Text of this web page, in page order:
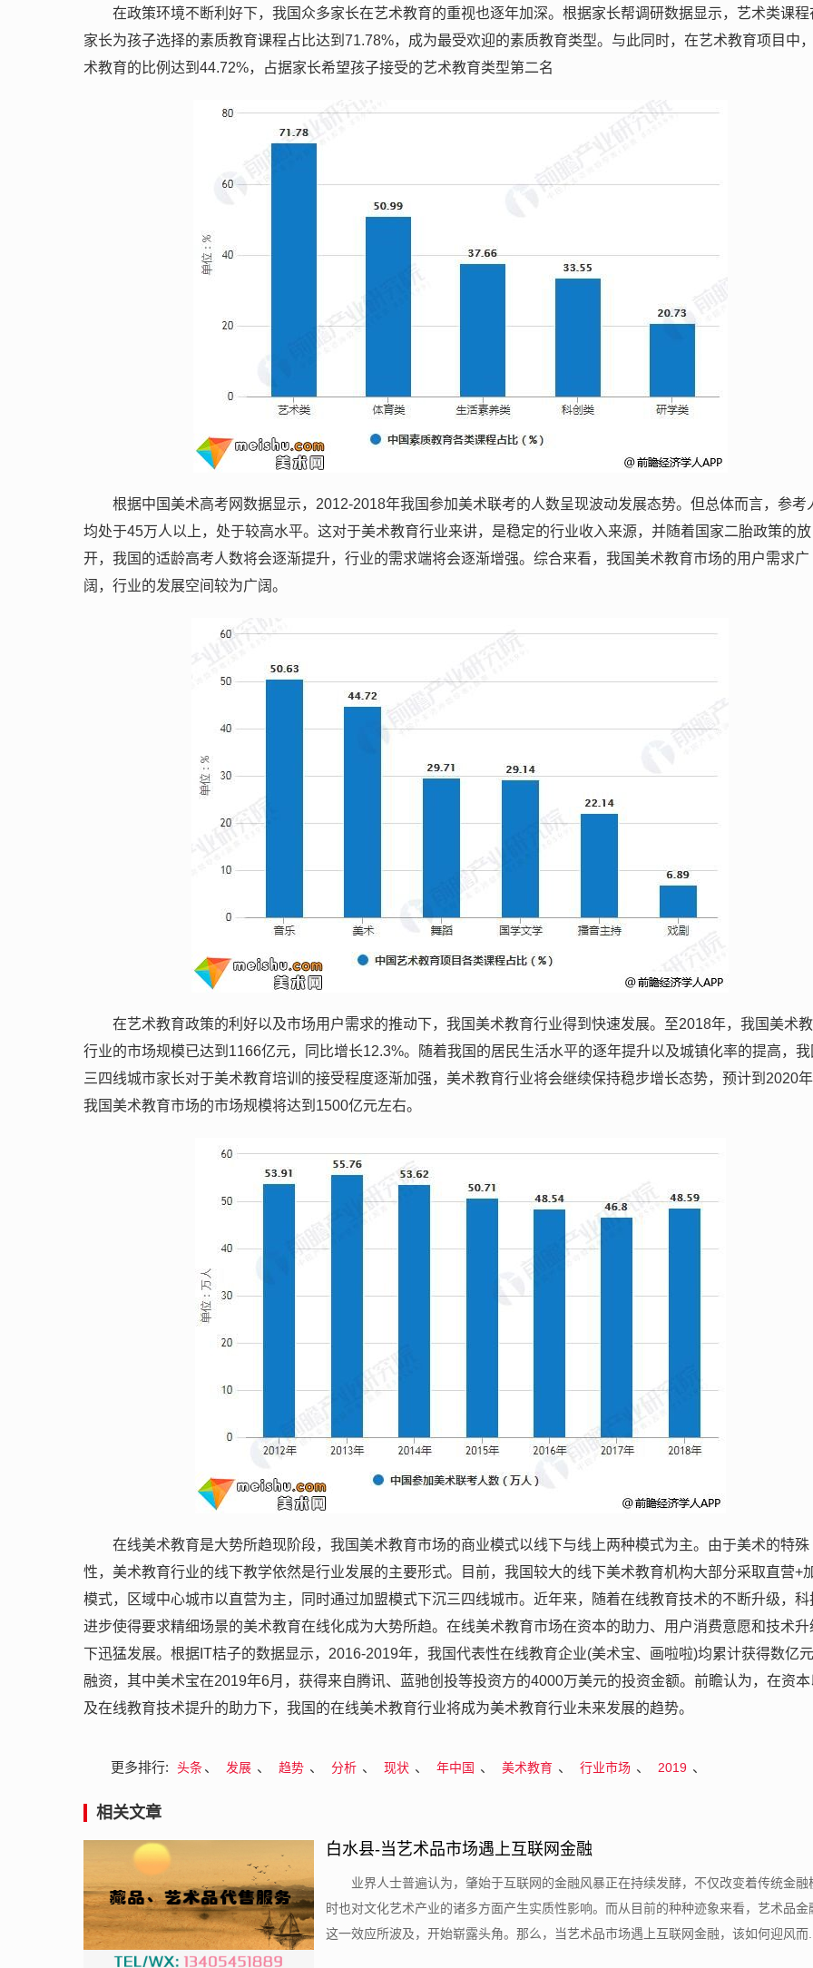
在政策环境不断利好下，我国众多家长在艺术教育的重视也逐年加深。根据家长帮调研数据显示，艺术类课程
家长为孩子选择的素质教育课程占比达到71.78%，成为最受欢迎的素质教育类型。与此同时，在艺术教育项目中
术教育的比例达到44.72%，占据家长希望孩子接受的艺术教育类型第二名
根据中国美术高考网数据显示，2012-2018年我国参加美术联考的人数呈现波动发展态势。但总体而言，参考
均处于45万人以上，处于较高水平。这对于美术教育行业来讲，是稳定的行业收入来源，并随着国家二胎政策的放
开，我国的适龄高考人数将会逐渐提升，行业的需求端将会逐渐增强。综合来看，我国美术教育市场的用户需求广
阔，行业的发展空间较为广阔。
在艺术教育政策的利好以及市场用户需求的推动下，我国美术教育行业得到快速发展。至2018年，我国美术
行业的市场规模已达到1166亿元，同比增长12.3%。随着我国的居民生活水平的逐年提升以及城镇化率的提高，我
三四线城市家长对于美术教育培训的接受程度逐渐加强，美术教育行业将会继续保持稳步增长态势，预计到2020
我国美术教育市场的市场规模将达到1500亿元左右。
在线美术教育是大势所趋现阶段，我国美术教育市场的商业模式以线下与线上两种模式为主。由于美术的特殊
性，美术教育行业的线下教学依然是行业发展的主要形式。目前，我国较大的线下美术教育机构大部分采取直营+
模式，区域中心城市以直营为主，同时通过加盟模式下沉三四线城市。近年来，随着在线教育技术的不断升级，科
进步使得要求精细场景的美术教育在线化成为大势所趋。在线美术教育市场在资本的助力、用户消费意愿和技术升
下迅猛发展。根据IT桔子的数据显示，2016-2019年，我国代表性在线教育企业(美术宝、画啦啦)均累计获得数亿
融资，其中美术宝在2019年6月，获得来自腾讯、蓝驰创投等投资方的4000万美元的投资金额。前瞻认为，在资本
及在线教育技术提升的助力下，我国的在线美术教育行业将成为美术教育行业未来发展的趋势。
更多排行: 头条、 发展 、 趋势 、 分析 、 现状 、 年中国 、 美术教育 、 行业市场 、 2019 、
相关文章
白水县-当艺术品市场遇上互联网金融
业界人士普遍认为，肇始于互联网的金融风暴正在持续发酵，不仅改变着传统金融
时也对文化艺术产业的诸多方面产生实质性影响。而从目前的种种迹象来看，艺术品金
这一效应所波及，开始崭露头角。那么，当艺术品市场遇上互联网金融，该如何迎风而